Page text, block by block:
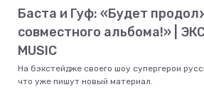
Баста и Гуф: «Будет
совместного альбома!» |
MUSIC
На бэкстейдже своего шоу супергерои
что уже пишут новый материал.